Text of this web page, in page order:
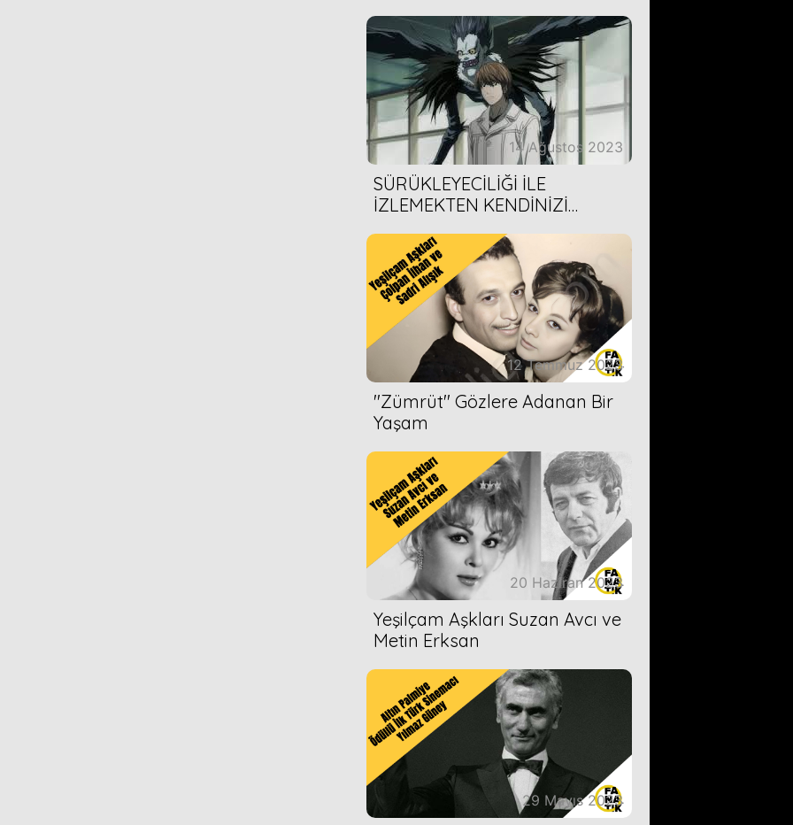
14 Ağustos 2023
SÜRÜKLEYECİLİĞİ İLE
İZLEMEKTEN KENDİNİZİ
ÖNERİMİZ
12 Temmuz 2023
''Zümrüt'' Gözlere Adanan Bir
Yaşam
20 Haziran 2023
Yeşilçam Aşkları Suzan Avcı ve
Metin Erksan
29 Mayıs 2023